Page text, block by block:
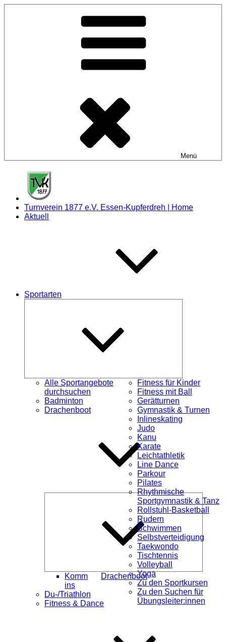
Menü
Turnverein 1877 e.V. Essen-Kupferdreh | Home
Aktuell
Sportarten
Alle Sportangebote
durchsuchen
Badminton
Drachenboot
öffnen
Komm
ins
Drachenboot
Du-/Triathlon
Fitness & Dance
Fitness für Kinder
Fitness mit Ball
Gerätturnen
Gymnastik & Turnen
Inlineskating
Judo
Kanu
Karate
Leichtathletik
Line Dance
Parkour
Pilates
Rhythmische
Sportgymnastik & Tanz
Rollstuhl-Basketball
Rudern
Schwimmen
Selbstverteidigung
Taekwondo
Tischtennis
Volleyball
Yoga
Zu den Sportkursen
Zu den Suchen für
Übungsleiter:innen